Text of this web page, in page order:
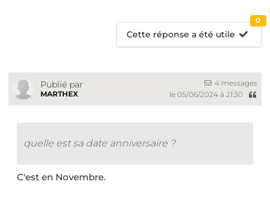
Cette réponse a été utile
0
Publié par
MARTHEX
4 messages
le 05/06/2024 à 21:30
quelle est sa date anniversaire ?
C'est en Novembre.